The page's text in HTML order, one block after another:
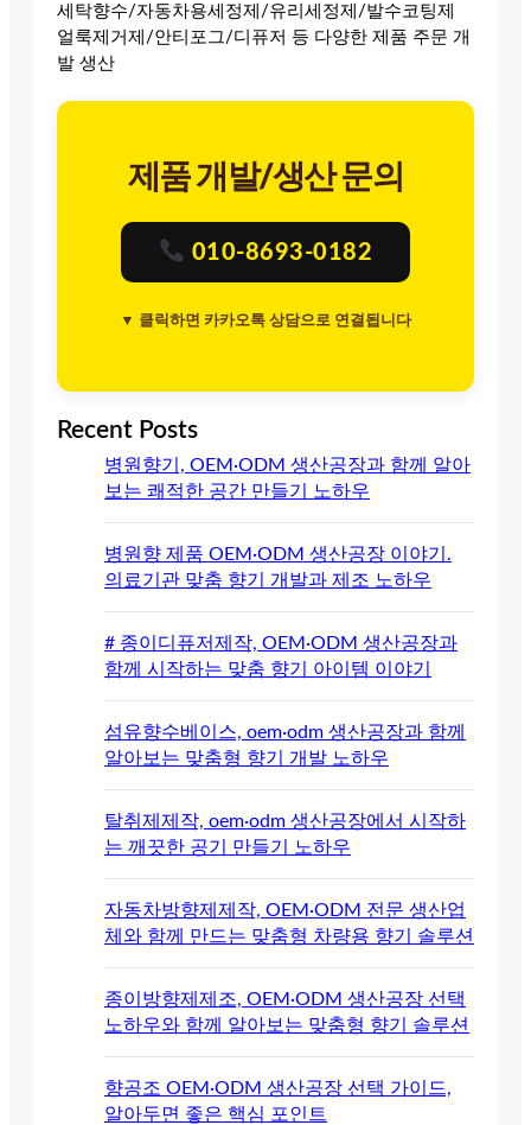
세탁향수/자동차용세정제/유리세정제/발수코팅제
얼룩제거제/안티포그/디퓨저 등 다양한 제품 주문 개
발 생산
제품 개발/생산 문의
010-8693-0182
▼ 클릭하면 카카오톡 상담으로 연결됩니다
Recent Posts
병원향기, OEM·ODM 생산공장과 함께 알아
보는 쾌적한 공간 만들기 노하우
병원향 제품 OEM·ODM 생산공장 이야기.
의료기관 맞춤 향기 개발과 제조 노하우
# 종이디퓨저제작, OEM·ODM 생산공장과
함께 시작하는 맞춤 향기 아이템 이야기
섬유향수베이스, oem·odm 생산공장과 함께
알아보는 맞춤형 향기 개발 노하우
탈취제제작, oem·odm 생산공장에서 시작하
는 깨끗한 공기 만들기 노하우
자동차방향제제작, OEM·ODM 전문 생산업
체와 함께 만드는 맞춤형 차량용 향기 솔루션
종이방향제제조, OEM·ODM 생산공장 선택
노하우와 함께 알아보는 맞춤형 향기 솔루션
향공조 OEM·ODM 생산공장 선택 가이드,
알아두면 좋은 핵심 포인트